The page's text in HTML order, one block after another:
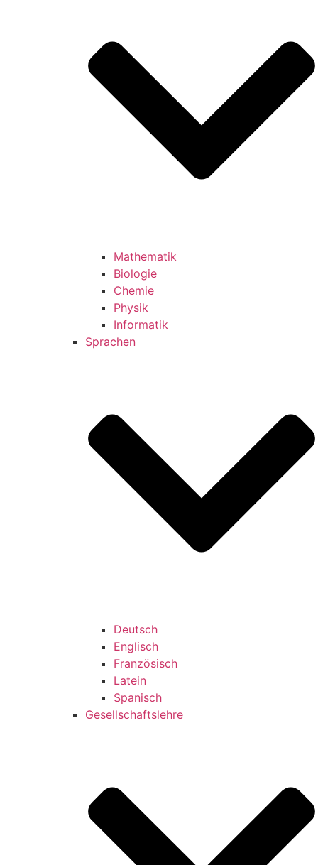
Mathematik
Biologie
Chemie
Physik
Informatik
Sprachen
Deutsch
Englisch
Französisch
Latein
Spanisch
Gesellschaftslehre